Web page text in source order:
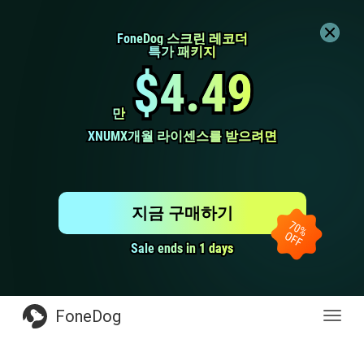
FoneDog 스크린 레코더
FoneDog 스크린 레코더
특가 패키지
특가 패키지
만
만 $4.49
$4.49
XNUMX개월 라이센스를 받으려면
XNUMX개월 라이센스를 받으려면
Sale ends in 1 days
Sale ends in 1 days
지금 구매하기
전
FoneDog